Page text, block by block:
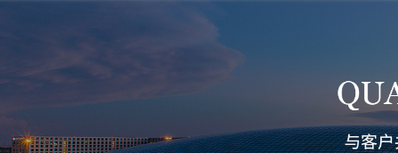
产品中心